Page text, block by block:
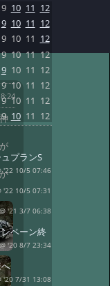
9 10 11 12
9 10 11 12
9 10 11 12
9 10 11 12
9 10 11 12
9 10 11 12
9 10 11 12
9 10 11 12
プランS
'22 10/5 07:46
'22 10/5 07:31
@ '21 3/7 06:38
ペーン終
'20 8/7 23:34
'20 7/31 13:08